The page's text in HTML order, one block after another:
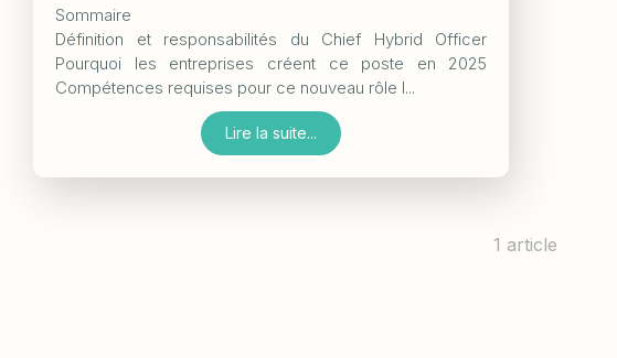
Sommaire
Définition et responsabilités du Chief Hybrid Officer
Pourquoi les entreprises créent ce poste en 2025
Compétences requises pour ce nouveau rôle I...
Lire la suite...
1 article